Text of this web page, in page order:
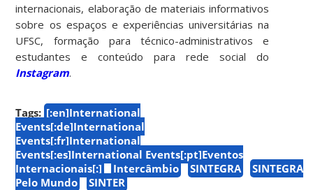
internacionais, elaboração de materiais informativos
sobre os espaços e experiências universitárias na
UFSC, formação para técnico-administrativos e
estudantes e conteúdo para rede social do
Instagram.
Tags: [:en]International
Events[:de]International
Events[:fr]International
Events[:es]International Events[:pt]Eventos
Internacionais[:]
Intercâmbio SINTEGRA
SINTEGRA
Pelo Mundo
SINTER